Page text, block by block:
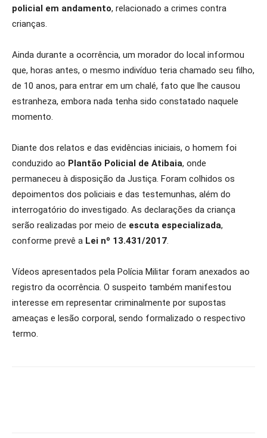
policial em andamento, relacionado a crimes contra
crianças.
Ainda durante a ocorrência, um morador do local informou
que, horas antes, o mesmo indivíduo teria chamado seu filho,
de 10 anos, para entrar em um chalé, fato que lhe causou
estranheza, embora nada tenha sido constatado naquele
momento.
Diante dos relatos e das evidências iniciais, o homem foi
conduzido ao Plantão Policial de Atibaia, onde
permaneceu à disposição da Justiça. Foram colhidos os
depoimentos dos policiais e das testemunhas, além do
interrogatório do investigado. As declarações da criança
serão realizadas por meio de escuta especializada,
conforme prevê a Lei nº 13.431/2017.
Vídeos apresentados pela Polícia Militar foram anexados ao
registro da ocorrência. O suspeito também manifestou
interesse em representar criminalmente por supostas
ameaças e lesão corporal, sendo formalizado o respectivo
termo.